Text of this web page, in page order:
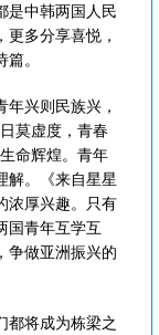
是中韩两国人民
多分享喜悦，
。
兴则民族兴，
莫虚度，青春
命辉煌。青年
解。《来自星星
浓厚兴趣。只有
国青年互学互
争做亚洲振兴的
都将成为栋梁之